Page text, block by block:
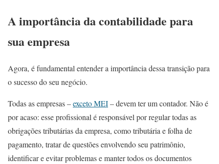
A importância da contabilidade para
sua empresa
Agora, é fundamental entender a importância dessa transição para
o sucesso do seu negócio.
Todas as empresas –exceto MEI– devem ter um contador. Não é
por acaso: esse profissional é responsável por regular todas as
obrigações tributárias da empresa, como tributária e folha de
pagamento, tratar de questões envolvendo seu patrimônio,
identificar e evitar problemas e manter todos os documentos